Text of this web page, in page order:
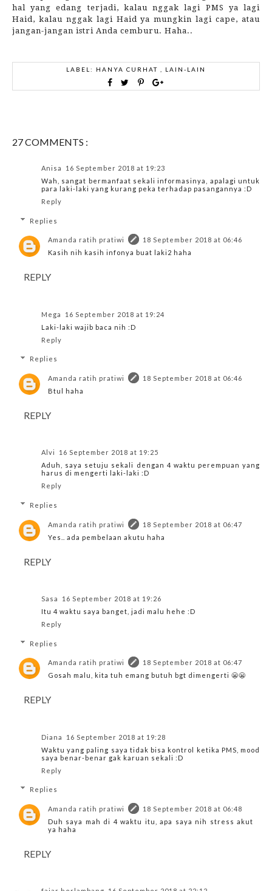
hal yang edang terjadi, kalau nggak lagi PMS ya lagi
Haid, kalau nggak lagi Haid ya mungkin lagi cape, atau
jangan-jangan istri Anda cemburu. Haha..
LABEL: HANYA CURHAT LAIN-LAIN
27 COMMENTS :
Anisa
16 September 2018 at 19:23
Wah, sangat bermanfaat sekali informasinya, apalagi untuk
para laki-laki yang kurang peka terhadap pasangannya :D
Reply
Replies
Amanda ratih pratiwi
18 September 2018 at 06:46
Kasih nih kasih infonya buat laki2 haha
REPLY
Mega
16 September 2018 at 19:24
Laki-laki wajib baca nih :D
Reply
Replies
Amanda ratih pratiwi
18 September 2018 at 06:46
Btul haha
REPLY
Alvi
16 September 2018 at 19:25
Aduh, saya setuju sekali dengan 4 waktu perempuan yang
harus di mengerti laki-laki :D
Reply
Replies
Amanda ratih pratiwi
18 September 2018 at 06:47
Yes.. ada pembelaan akutu haha
REPLY
Sasa
16 September 2018 at 19:26
Itu 4 waktu saya banget, jadi malu hehe :D
Reply
Replies
Amanda ratih pratiwi
18 September 2018 at 06:47
Gosah malu, kita tuh emang butuh bgt dimengerti 😬😬
REPLY
Diana
16 September 2018 at 19:28
Waktu yang paling saya tidak bisa kontrol ketika PMS, mood
saya benar-benar gak karuan sekali :D
Reply
Replies
Amanda ratih pratiwi
18 September 2018 at 06:48
Duh saya mah di 4 waktu itu, apa saya nih stress akut
ya haha
REPLY